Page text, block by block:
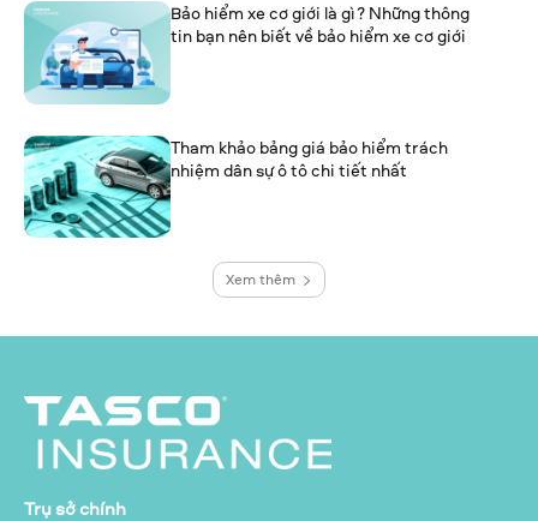
Bảo hiểm xe cơ giới là gì? Những thông
tin bạn nên biết về bảo hiểm xe cơ giới
Tham khảo bảng giá bảo hiểm trách
nhiệm dân sự ô tô chi tiết nhất
Xem thêm
Trụ sở chính